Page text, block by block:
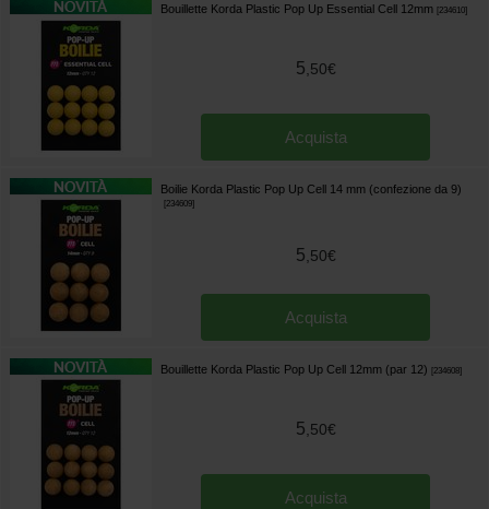
Bouillette Korda Plastic Pop Up Essential Cell 12mm 234610]
5 50€
Acquista
Boilie Korda Plastic Pop Up Cell 14 mm (confezione da 9)
234609]
5 50€
Acquista
Bouillette Korda Plastic Pop Up Cell 12mm (par 12) 234608]
5 50€
Acquista